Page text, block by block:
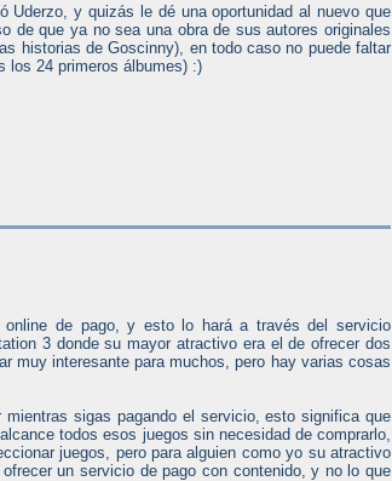
Uderzo, y quizás le dé una oportunidad al nuevo que
de que ya no sea una obra de sus autores originales
historias de Goscinny), en todo caso no puede faltar
los 24 primeros álbumes) :)
de pago, y esto lo hará a través del servicio
3 donde su mayor atractivo era el de ofrecer dos
muy interesante para muchos, pero hay varias cosas
sigas pagando el servicio, esto significa que
todos esos juegos sin necesidad de comprarlo,
juegos, pero para alguien como yo su atractivo
un servicio de pago con contenido, y no lo que